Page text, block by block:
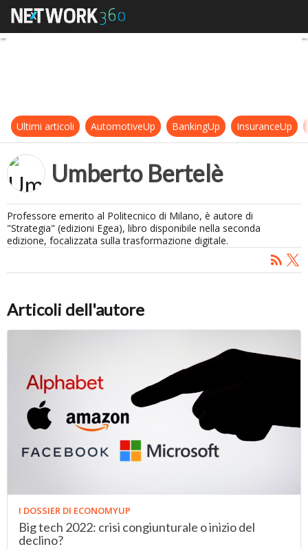
Umberto Bertelè
Ultimi articoli AutomotiveUp BankingUp InsuranceUp
Umberto Bertelè
Professore emerito al Politecnico di Milano, è autore di
"Strategia" (edizioni Egea), libro disponibile nella seconda
edizione, focalizzata sulla trasformazione digitale.
Articoli dell'autore
I DOSSIER DI ECONOMYUP
Big tech 2022: crisi congiunturale o inizio del
declino?